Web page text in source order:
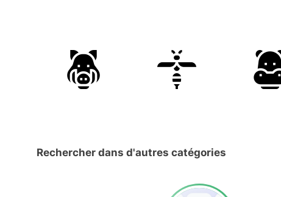
Rechercher dans d'autres catégories